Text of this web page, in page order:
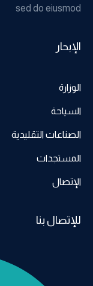
sed do eiusmod
الإبحار
الوزارة
السياحة
الصناعات التقليدية
المستجدات
الإتصال
للإتصال بنا